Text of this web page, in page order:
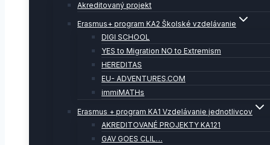
Akreditovaný projekt
Erasmus+ program KA2 Školské vzdelávanie
DIGI SCHOOL
YES to Migration NO to Extremism
HEREDITAS
EU- ADVENTURES.COM
immiMATHs
Erasmus + program KA1 Vzdelávanie jednotlivcov
AKREDITOVANÉ PROJEKTY KA121
GAV GOES CLIL…